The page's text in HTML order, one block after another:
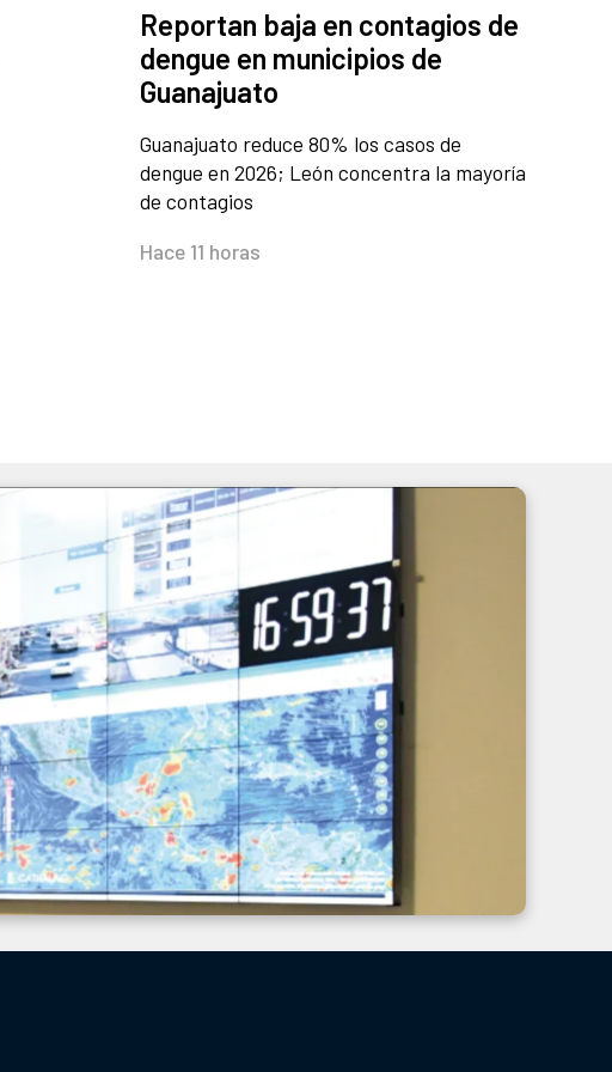
Reportan baja en contagios de
dengue en municipios de
Guanajuato
Guanajuato reduce 80% los casos de
dengue en 2026; León concentra la mayoría
de contagios
Hace 11 horas